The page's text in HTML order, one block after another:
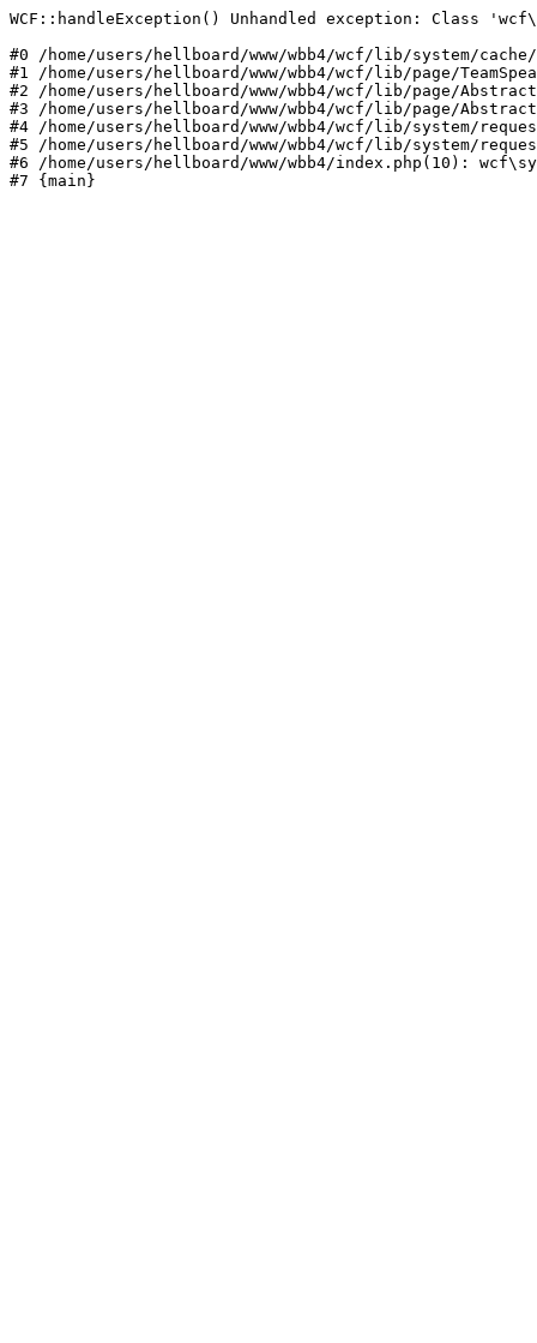
WCF::handleException() Unhandled exception: Class
#0 /home/users/hellboard/www/wbb4/wcf/lib/system/
#1 /home/users/hellboard/www/wbb4/wcf/lib/page/
#2 /home/users/hellboard/www/wbb4/wcf/lib/page/
#3 /home/users/hellboard/www/wbb4/wcf/lib/page/
#4 /home/users/hellboard/www/wbb4/wcf/lib/system/
#5 /home/users/hellboard/www/wbb4/wcf/lib/system/
#6 /home/users/hellboard/www/wbb4/index.php(10):
#7 {main}